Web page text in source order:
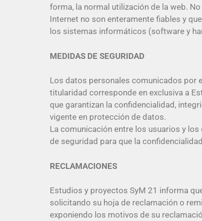
forma, la normal utilización de la web.
Internet no son enteramente fiables y
los sistemas informáticos (software y
MEDIDAS DE SEGURIDAD
Los datos personales comunicados por
titularidad corresponde en exclusiva a
que garantizan la confidencialidad,
vigente en protección de datos.
La comunicación entre los usuarios y
de seguridad para que la
RECLAMACIONES
Estudios y proyectos SyM 21 informa
solicitando su hoja de reclamación o
exponiendo los motivos de su